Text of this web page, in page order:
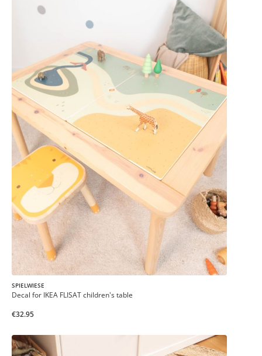
SPIELWIESE
Decal for IKEA FLISAT children's table
€32.95